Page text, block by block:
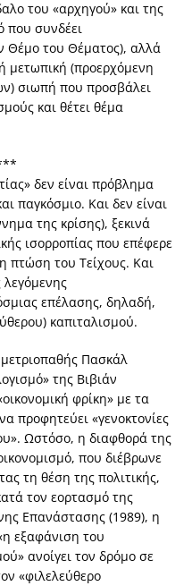
του «αρχηγού» και της
που συνδέει
Θέμο του Θέματος), αλλά
μετωπική (προερχόμενη
σιωπή που προσβάλει
και θέτει θέμα
δεν είναι πρόβλημα
παγκόσμιο. Και δεν είναι
της κρίσης), ξεκινά
ισορροπίας που επέφερε
πτώση του Τείχους. Και
επέλασης, δηλαδή,
καπιταλισμού.
Πασκάλ
της Βιβιάν
φρίκη» με τα
προφητεύει «γενοκτονίες
Ωστόσο, η διαφθορά της
που διέβρωνε
τη θέση της πολιτικής,
τον εορτασμό της
Επανάστασης (1989), η
εξαφάνιση του
ανοίγει τον δρόμο σε
«φιλελεύθερο